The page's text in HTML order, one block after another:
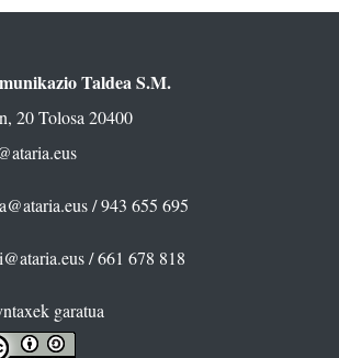
Taldea S.M.
20 Tolosa 20400
/ 943 655 695
/ 661 678 818
garatua